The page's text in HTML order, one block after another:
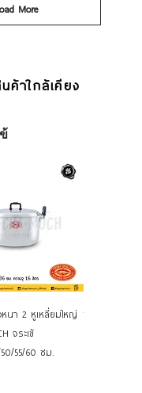
More
ค้าใกล้เคียง
นา 2 หูเหลี่ยมใหญ่
จระเข้
55/60 ซม.
ชุดหม้อแขก ห